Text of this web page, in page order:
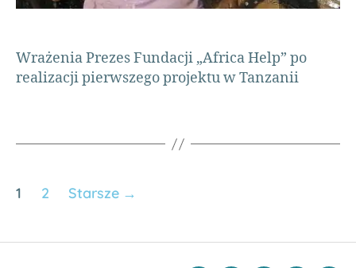
Wrażenia Prezes Fundacji „Africa Help” po
realizacji pierwszego projektu w Tanzanii
n
,
s
e
z
1 2 Starsze →